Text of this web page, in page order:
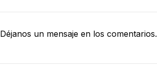
Déjanos un mensaje en los comentarios.